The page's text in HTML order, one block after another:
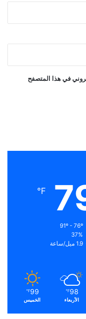
في هذا المتصفح
℉
37%
1.9 ميل/ساعة
98
℉
الأربعاء
99
℉
الخميس